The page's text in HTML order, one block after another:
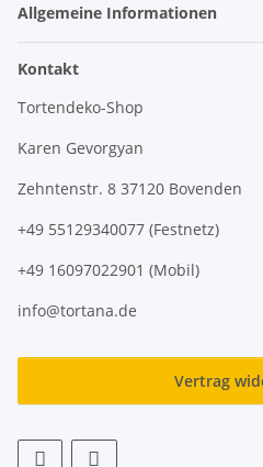
Allgemeine Informationen
Kontakt
Tortendeko-Shop
Karen Gevorgyan
Zehntenstr. 8 37120 Bovenden
+49 55129340077 (Festnetz)
+49 16097022901 (Mobil)
info@tortana.de
Vertrag